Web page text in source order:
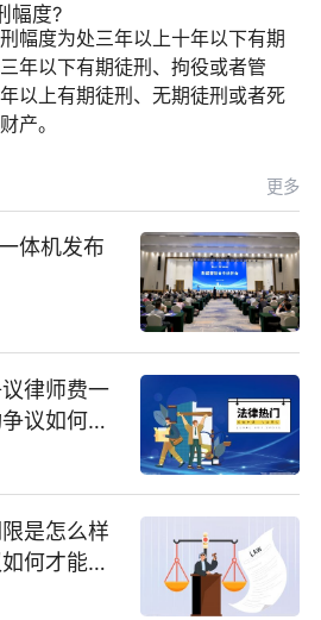
幅度?
幅度为处三年以上十年以下有期
年以下有期徒刑、拘役或者管
以上有期徒刑、无期徒刑或者死
产。
更多
体机发布
律师费一
议如何算
是怎么样
何才能有